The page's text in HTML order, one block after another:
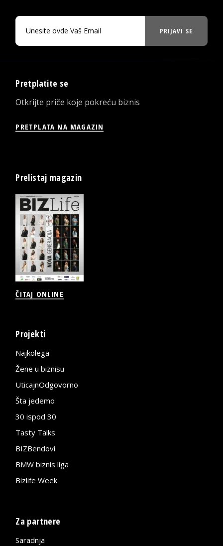
PRIJAVI SE
Pretplatite se
Otkrijte priče koje pokreću biznis
PRETPLATA NA MAGAZIN
Prelistaj magazin
ČITAJ ONLINE
Projekti
Najkolega
Žene u biznisu
UticajnOdgovorno
Šta jedemo
30 ispod 30
Tasty Talks
BIZBendovi
BMW biznis liga
Bizlife Week
Za partnere
Saradnja